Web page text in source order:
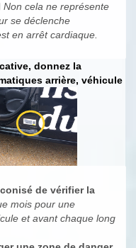
Non cela ne représente
se déclenche
en arrêt cardiaque.
donnez la
arrière, véhicule
de vérifier la
mois pour une
et avant chaque long